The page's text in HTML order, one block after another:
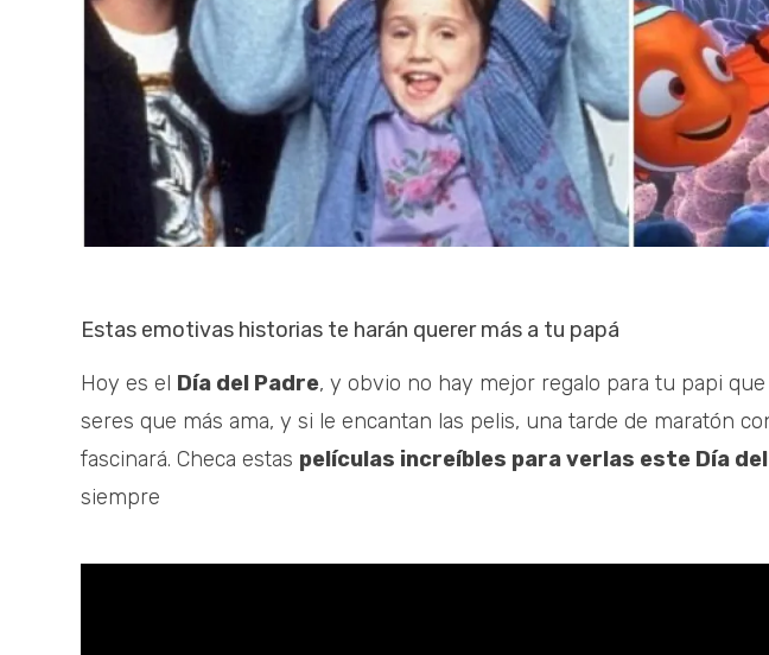
Estas emotivas historias te harán querer más a tu papá
Hoy es el Día del Padre, y obvio no hay mejor regalo para tu papi
seres que más ama, y si le encantan las pelis, una tarde de maratón
fascinará. Checa estas películas increíbles para verlas este Día
siempre